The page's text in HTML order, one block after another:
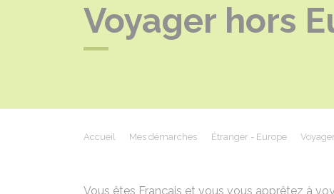
Voyager hors
Accueil Mes démarches Étranger - Europe
Vous êtes Français et vous vous apprêtez à